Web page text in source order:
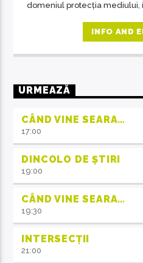
domeniul protecția mediului,
INFO AND
URMEAZĂ
CÂND VINE SEARA…
17:00
DINCOLO DE ȘTIRI
19:00
CÂND VINE SEARA…
19:30
INTERSECȚII
21:00